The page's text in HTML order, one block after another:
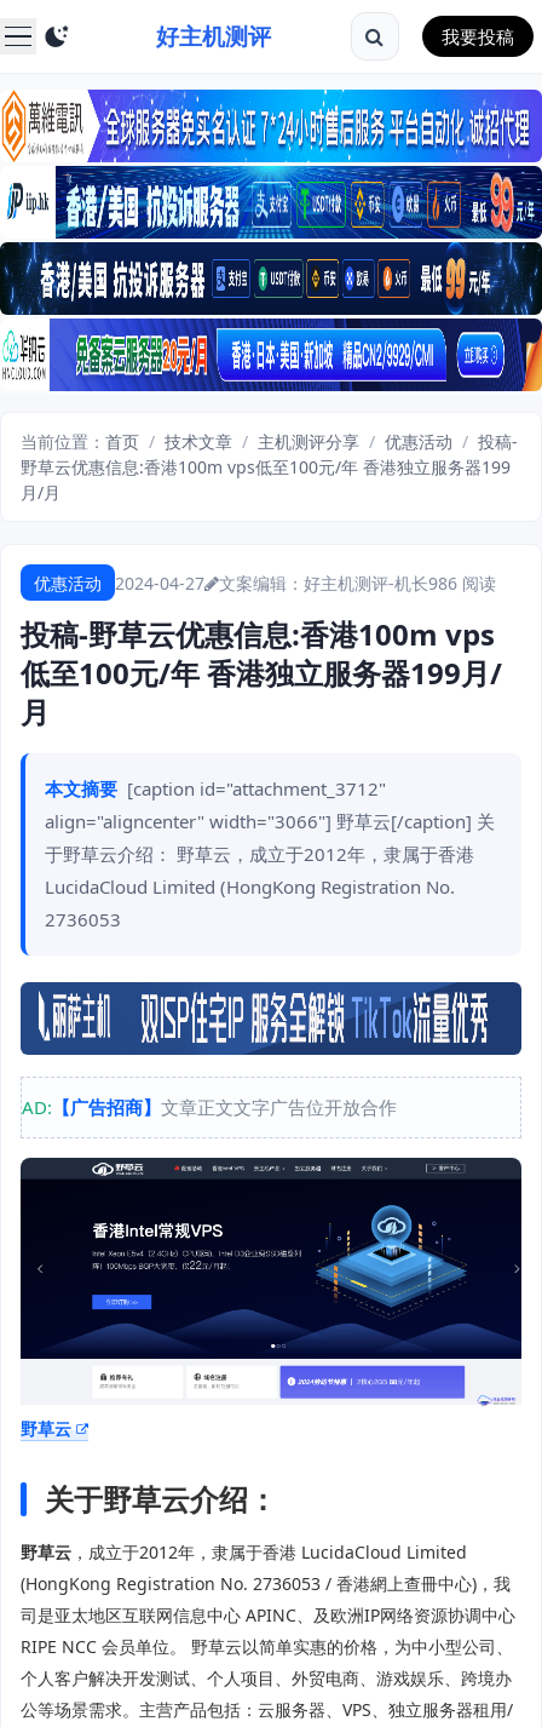
好主机测评 我要投稿
当前位置： 首页 / 技术文章 / 主机测评分享 / 优惠活动 / 投稿-
野草云优惠信息:香港100m vps低至100元/年 香港独立服务器199
月/月
优惠活动 2024-04-27 文案编辑：好主机测评-机长986 阅读
投稿-野草云优惠信息:香港100m vps
低至100元/年 香港独立服务器199月/
月
本文摘要 [caption id="attachment_3712"
align="aligncenter" width="3066"] 野草云[/caption] 关
于野草云介绍： 野草云，成立于2012年，隶属于香港
LucidaCloud Limited (HongKong Registration No.
2736053
AD: 【广告招商】 文章正文文字广告位开放合作
野草云
关于野草云介绍：
野草云 ，成立于2012年，隶属于香港 LucidaCloud Limited
(HongKong Registration No. 2736053 / 香港網上查冊中心)，我
司是亚太地区互联网信息中心 APINC、及欧洲IP网络资源协调中心
RIPE NCC 会员单位。 野草云以简单实惠的价格，为中小型公司、
个人客户解决开发测试、个人项目、外贸电商、游戏娱乐、跨境办
公等场景需求。主营产品包括：云服务器、VPS、独立服务器租用/